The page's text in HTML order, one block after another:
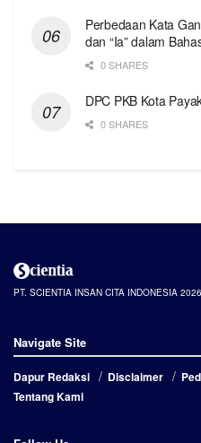
Perbedaan Kata
dan “Ia” dalam
0 SHARES
DPC PKB Kota
0 SHARES
PT. SCIENTIA INSAN CITA INDONESIA 2026
Navigate Site
Dapur Redaksi Disclaimer
Tentang Kami